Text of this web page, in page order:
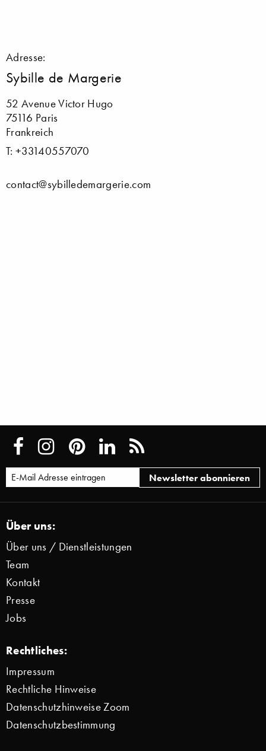
Adresse:
Sybille de Margerie
52 Avenue Victor Hugo
75116 Paris
Frankreich
T: +33140557070
contact@sybilledemargerie.com
Über uns:
Über uns / Dienstleistungen
Team
Kontakt
Presse
Jobs
Rechtliches:
Impressum
Rechtliche Hinweise
Datenschutzhinweise Zoom
Datenschutzbestimmung